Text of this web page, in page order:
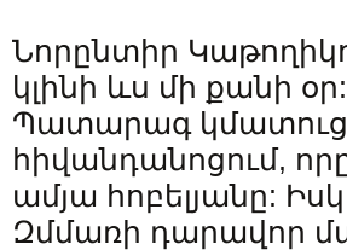
Նորընտիր
կլինի ևս մի քանի
Պատարագ
հիվանդանոցում,
ամյա հոբելյանը:
Զմմառի դարավոր